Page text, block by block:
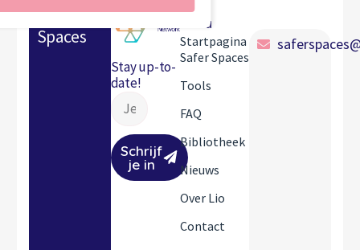
Safer
Spaces
Stay up-to-
date!
Schrijf
je in
Menu
Startpagina
Safer Spaces
Tools
FAQ
Bibliotheek
Nieuws
Over Lio
Contact